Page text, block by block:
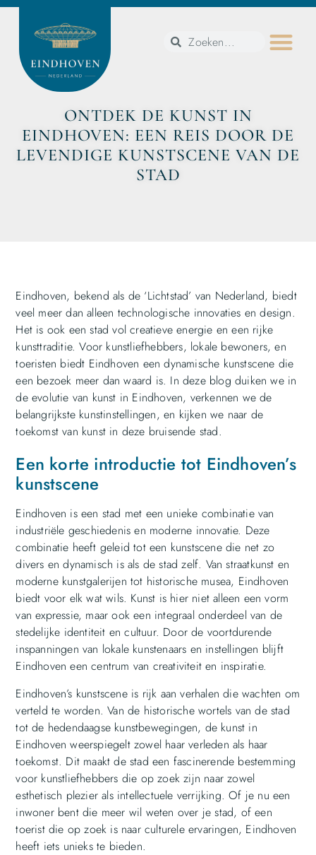
ONTDEK DE KUNST IN
EINDHOVEN: EEN REIS DOOR DE
LEVENDIGE KUNSTSCENE VAN DE
STAD
Eindhoven, bekend als de ‘Lichtstad’ van Nederland, biedt
veel meer dan alleen technologische innovaties en design.
Het is ook een stad vol creatieve energie en een rijke
kunsttraditie. Voor kunstliefhebbers, lokale bewoners, en
toeristen biedt Eindhoven een dynamische kunstscene die
een bezoek meer dan waard is. In deze blog duiken we in
de evolutie van kunst in Eindhoven, verkennen we de
belangrijkste kunstinstellingen, en kijken we naar de
toekomst van kunst in deze bruisende stad.
Een korte introductie tot Eindhoven’s
kunstscene
Eindhoven is een stad met een unieke combinatie van
industriële geschiedenis en moderne innovatie. Deze
combinatie heeft geleid tot een kunstscene die net zo
divers en dynamisch is als de stad zelf. Van straatkunst en
moderne kunstgalerijen tot historische musea, Eindhoven
biedt voor elk wat wils. Kunst is hier niet alleen een vorm
van expressie, maar ook een integraal onderdeel van de
stedelijke identiteit en cultuur. Door de voortdurende
inspanningen van lokale kunstenaars en instellingen blijft
Eindhoven een centrum van creativiteit en inspiratie.
Eindhoven’s kunstscene is rijk aan verhalen die wachten om
verteld te worden. Van de historische wortels van de stad
tot de hedendaagse kunstbewegingen, de kunst in
Eindhoven weerspiegelt zowel haar verleden als haar
toekomst. Dit maakt de stad een fascinerende bestemming
voor kunstliefhebbers die op zoek zijn naar zowel
esthetisch plezier als intellectuele verrijking. Of je nu een
inwoner bent die meer wil weten over je stad, of een
toerist die op zoek is naar culturele ervaringen, Eindhoven
heeft iets unieks te bieden.